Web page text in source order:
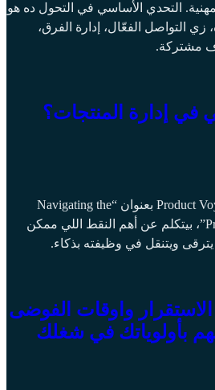
التحدي الأساسي في التحول ده هو
زي التواصل الفعّال، إدارة الفرق،
مشتركة.
في إدارة المنتجات؟
في مقال على موقع Product Voyagers بعنوان “Navigating the
Product Management Ladder”، بيتكلم عن أهم النقط اللي ممكن
ويتنقل في وظيفته بذكاء.
الاستقرار واوقات الفوضى
بأولوياتك في شغلك